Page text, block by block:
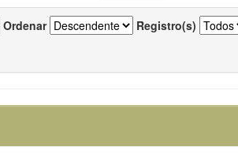
Ordenar Registro(s)